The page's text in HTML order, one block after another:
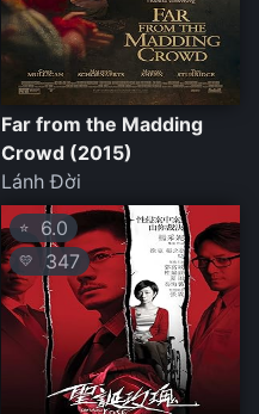
Far from the Madding
Crowd (2015)
Lánh Đời
⭐ 6.0
💛 347